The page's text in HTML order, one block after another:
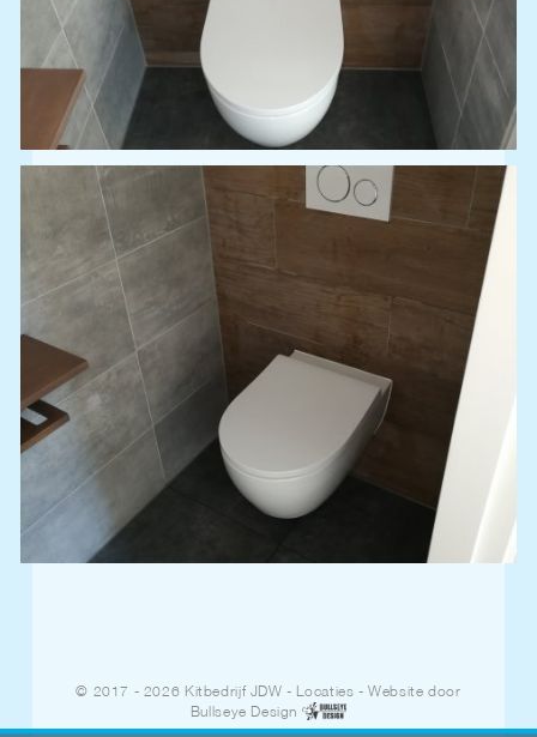
© 2017 - 2026 Kitbedrijf JDW- Locaties - Website door
Bullseye Design